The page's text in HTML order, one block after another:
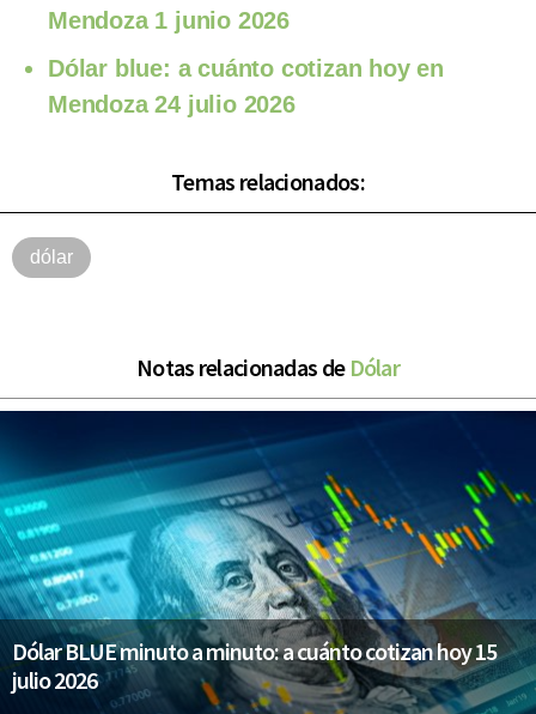
Mendoza 1 junio 2026
Dólar blue: a cuánto cotizan hoy en
Mendoza 24 julio 2026
Temas relacionados:
dólar
Notas relacionadas de Dólar
Dólar BLUE minuto a minuto: a cuánto cotizan hoy 15
julio 2026